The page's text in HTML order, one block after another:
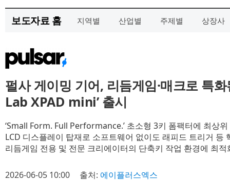
보도자료 홈 지역별 산업별 주제별 상장사
펄사 게이밍 기어, 리듬게임·매크로 특
Lab XPAD mini’ 출시
‘Small Form. Full Performance.’ 초소형 3키 폼팩터에 최상
LCD 디스플레이 탑재로 소프트웨어 없이도 래피드 트리거 등
리듬게임 전용 및 전문 크리에이터의 단축키 작업 환경에 최적
2026-06-05 10:00 출처: 에이플러스엑스